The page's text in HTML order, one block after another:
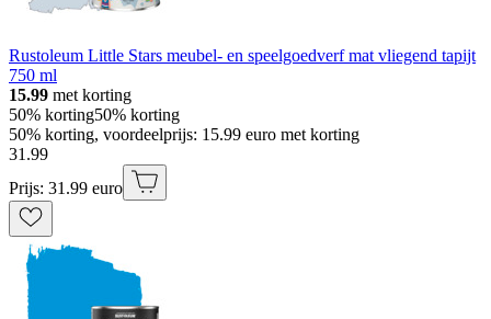
Rustoleum Little Stars meubel- en speelgoedverf mat vliegend tapijt
750 ml
15.99 met korting
50% korting50% korting
50% korting, voordeelprijs: 15.99 euro met korting
31 .99
Prijs: 31.99 euro